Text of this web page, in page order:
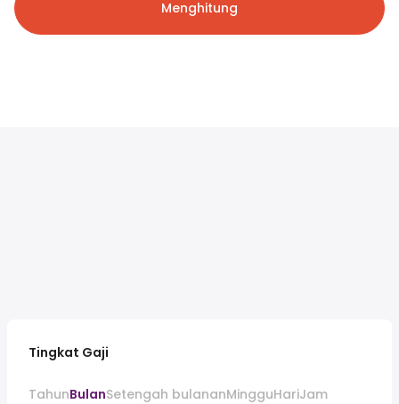
Menghitung
Tingkat Gaji
TahunBulanSetengah bulananMingguHariJam